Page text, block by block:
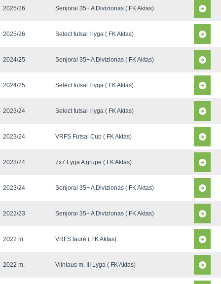
2025/26 Senjorai 35+ A Divizionas ( FK Aktas)
2025/26 Select futsal I lyga ( FK Aktas)
2024/25 Senjorai 35+ A Divizionas ( FK Aktas)
2024/25 Select futsal I lyga ( FK Aktas)
2023/24 Select futsal I lyga ( FK Aktas)
2023/24 VRFS Futsal Cup ( FK Aktas)
2023/24 7x7 Lyga A grupė ( FK Aktas)
2023/24 Senjorai 35+ A Divizionas ( FK Aktas)
2022/23 Senjorai 35+ A Divizionas ( FK Aktas)
2022 m. VRFS taurė ( FK Aktas)
2022 m. Vilniaus m. III Lyga ( FK Aktas)